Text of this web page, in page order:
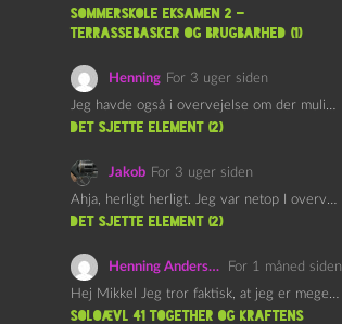
Sommerskole Eksamen 2 –
Terrassebasker og Brugbarhed (1)
Henning For 3 uger siden
Jeg havde også i overvejelse om der muligvis kunne være…
det sjette element (2)
Jakob For 3 uger siden
Ahja, herligt herligt. Jeg var netop I overvejelser om at…
det sjette element (2)
Henning Andersen
For 1 måned siden
Hej Mikkel Jeg tror faktisk, at jeg er meget enig…
Soloævl 41 Together og Kraftens